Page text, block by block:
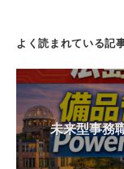
よく読まれている記
未来型事務